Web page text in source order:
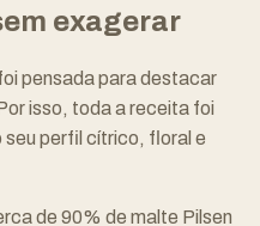
exagerar
pensada para destacar
isso, toda a receita foi
seu perfil cítrico, floral e
de 90% de malte Pilsen